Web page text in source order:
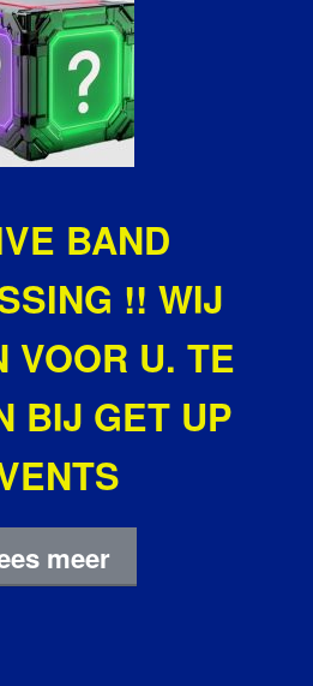
BAND
!! WIJ
VOOR U. TE
BIJ GET UP
meer